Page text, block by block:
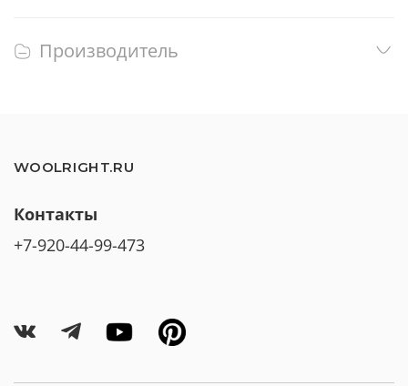
Производитель
WOOLRIGHT.RU
Контакты
+7-920-44-99-473